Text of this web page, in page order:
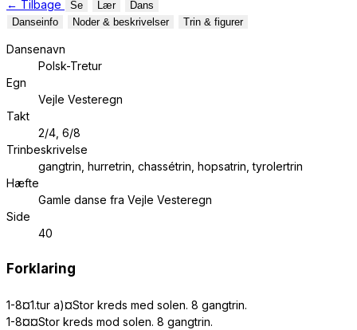
← Tilbage Se Lær
Dans
Danseinfo
Noder & beskrivelser Trin & figurer
Dansenavn
Polsk-Tretur
Egn
Vejle Vesteregn
Takt
2/4, 6/8
Trinbeskrivelse
gangtrin, hurretrin, chassétrin, hopsatrin, tyrolertrin
Hæfte
Gamle danse fra Vejle Vesteregn
Side
40
Forklaring
1-8¤1.tur a)¤Stor kreds med solen. 8 gangtrin.
1-8¤¤Stor kreds mod solen. 8 gangtrin.